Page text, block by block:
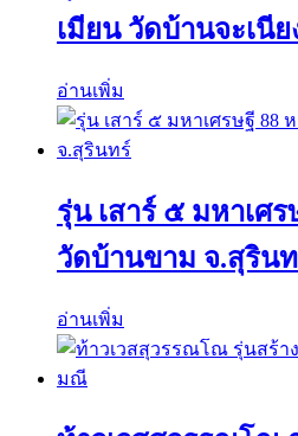
เมียน วัดบ้านจะเนีย
อ่านเพิ่ม
รุ่น เสาร์ ๕ มหาเศ
วัดบ้านขาม จ.สุริน
อ่านเพิ่ม